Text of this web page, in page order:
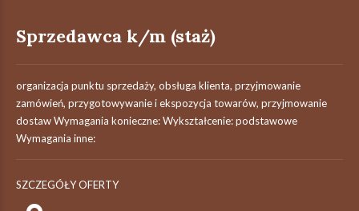
Sprzedawca k/m (staż)
organizacja punktu sprzedaży, obsługa klienta, przyjmowanie
zamówień, przygotowywanie i ekspozycja towarów, przyjmowanie
dostaw Wymagania konieczne: Wykształcenie: podstawowe
Wymagania inne:
SZCZEGÓŁY OFERTY